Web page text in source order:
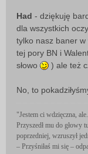
Had - dziękuję
dla wszystkich
tylko nasz baner
tej pory BN i
słowo
) ale też
No, to
"Jestem ci wdzięczna,
Przyszedł mu do głowy
poprzedniej, wzruszył
– Przyśniłaś mi się –